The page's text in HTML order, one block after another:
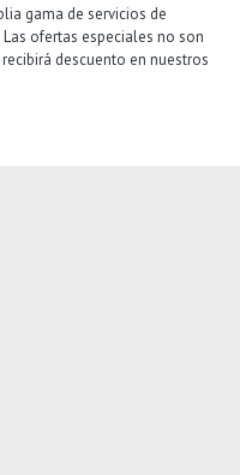
gama de servicios de
ofertas especiales no son
descuento en nuestros